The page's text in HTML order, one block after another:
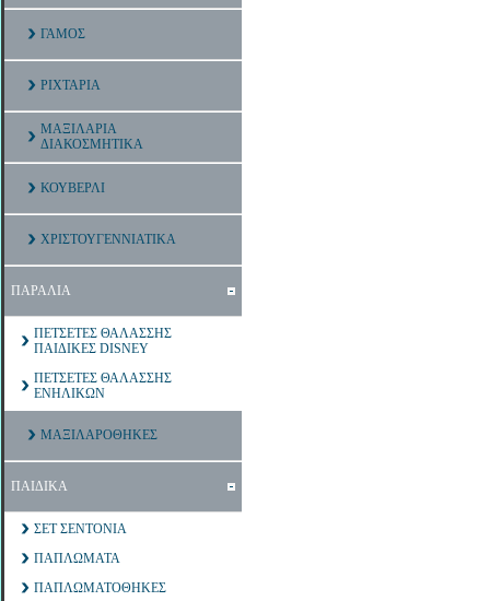
ΓΑΜΟΣ
ΡΙΧΤΑΡΙΑ
ΜΑΞΙΛΑΡΙΑ
ΔΙΑΚΟΣΜΗΤΙΚΑ
ΚΟΥΒΕΡΛΙ
ΧΡΙΣΤΟΥΓΕΝΝΙΑΤΙΚΑ
ΠΑΡΑΛΙΑ
ΠΕΤΣΕΤΕΣ ΘΑΛΑΣΣΗΣ
ΠΑΙΔΙΚΕΣ DISNEY
ΠΕΤΣΕΤΕΣ ΘΑΛΑΣΣΗΣ
ΕΝΗΛΙΚΩΝ
ΜΑΞΙΛΑΡΟΘΗΚΕΣ
ΠΑΙΔΙΚΑ
ΣΕΤ ΣΕΝΤΟΝΙΑ
ΠΑΠΛΩΜΑΤΑ
ΠΑΠΛΩΜΑΤΟΘΗΚΕΣ